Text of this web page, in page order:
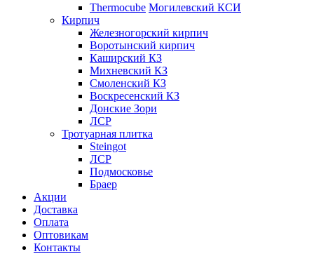
Thermocube Могилевский КСИ
Кирпич
Железногорский кирпич
Воротынский кирпич
Каширский КЗ
Михневский КЗ
Смоленский КЗ
Воскресенский КЗ
Донские Зори
ЛСР
Тротуарная плитка
Steingot
ЛСР
Подмосковье
Браер
Акции
Доставка
Оплата
Оптовикам
Контакты